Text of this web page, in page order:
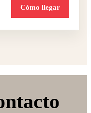
Cómo llegar